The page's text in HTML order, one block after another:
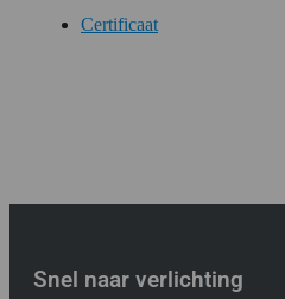
Certificaat
Snel naar verlichting